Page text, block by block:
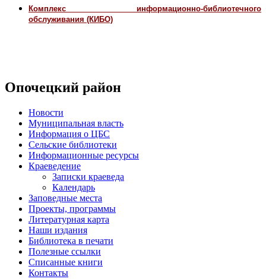
Комплекс информационно-библиотечного
обслуживания (КИБО)
Опочецкий район
Новости
Муниципальная власть
Информация о ЦБС
Сельские библиотеки
Информационные ресурсы
Краеведение
Записки краеведа
Календарь
Заповедные места
Проекты, программы
Литературная карта
Наши издания
Библиотека в печати
Полезные ссылки
Списанные книги
Контакты